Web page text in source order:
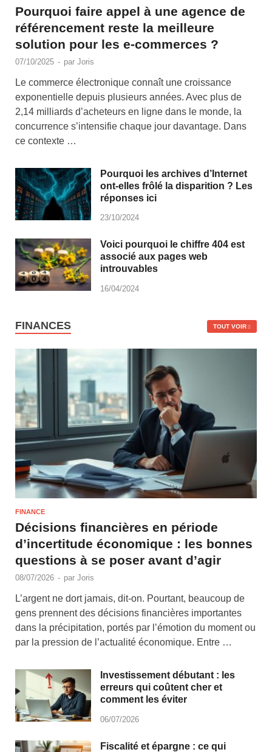
Pourquoi faire appel à une agence de
référencement reste la meilleure
solution pour les e-commerces ?
07/10/2025 - par Joris
Le commerce électronique connaît une croissance
exponentielle depuis plusieurs années. Avec plus de
2,14 milliards d’acheteurs en ligne dans le monde, la
concurrence s’intensifie chaque jour davantage. Dans
ce contexte …
Pourquoi les archives d’Internet
ont-elles frôlé la disparition ? Les
réponses ici
23/10/2024
Voici pourquoi le chiffre 404 est
associé aux pages web
introuvables
16/04/2024
FINANCES TOUT VOIR
FINANCE
Décisions financières en période
d’incertitude économique : les bonnes
questions à se poser avant d’agir
08/07/2026 - par Joris
L’argent ne dort jamais, dit-on. Pourtant, beaucoup de
gens prennent des décisions financières importantes
dans la précipitation, portés par l’émotion du moment ou
par la pression de l’actualité économique. Entre …
Investissement débutant : les
erreurs qui coûtent cher et
comment les éviter
06/07/2026
Fiscalité et épargne : ce qui